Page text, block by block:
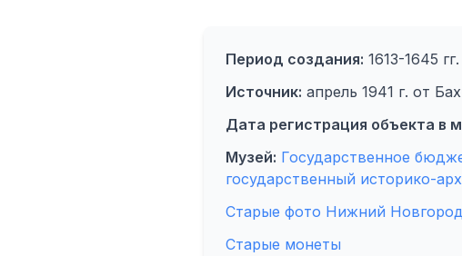
Период создания: 1613-1645 гг.
Источник: апрель 1941 г. от
Дата регистрация объекта в
Музей: Государственное
государственный историко-
Старые фото Нижний Новгород
Старые монеты